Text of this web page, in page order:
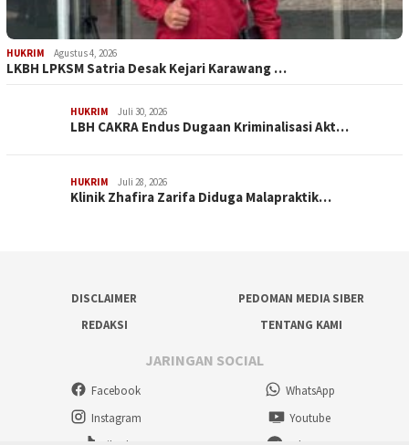
HUKRIM Agustus 4, 2026
LKBH LPKSM Satria Desak Kejari Karawang …
HUKRIM Juli 30, 2026
LBH CAKRA Endus Dugaan Kriminalisasi Akt…
HUKRIM Juli 28, 2026
Klinik Zhafira Zarifa Diduga Malapraktik…
DISCLAIMER
PEDOMAN MEDIA SIBER
REDAKSI
TENTANG KAMI
JARINGAN SOCIAL
Facebook
WhatsApp
Instagram
Youtube